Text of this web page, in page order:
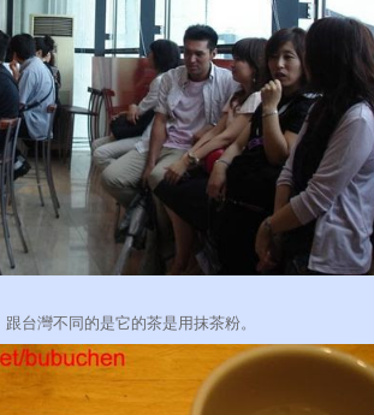
台灣不同的是它的茶是用抹茶粉。